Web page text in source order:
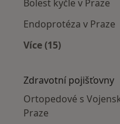
Bolest kyčle v Praze
Endoprotéza v Praze
Více (15)
Zdravotní pojišťovny
Ortopedové s
Praze